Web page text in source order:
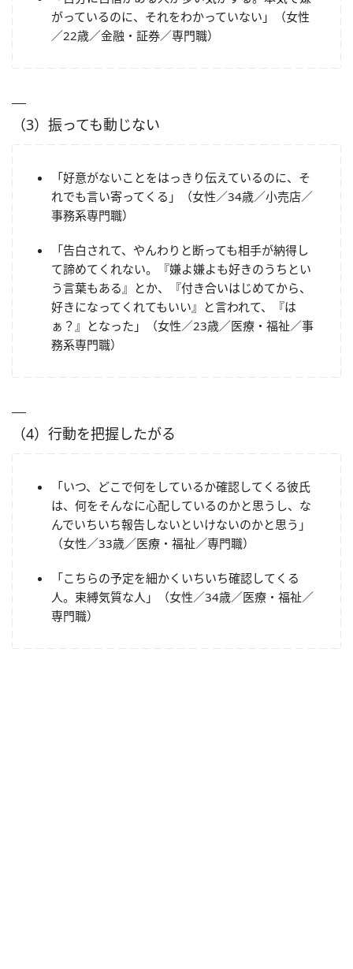
がっているのに、それをわかっていない」（女性
／22歳／金融・証券／専門職）
（3）振っても動じない
「好意がないことをはっきり伝えているのに、そ
れでも言い寄ってくる」（女性／34歳／小売店／
事務系専門職）
「告白されて、やんわりと断っても相手が納得し
て諦めてくれない。『嫌よ嫌よも好きのうちとい
う言葉もある』とか、『付き合いはじめてから、
好きになってくれてもいい』と言われて、『は
ぁ？』となった」（女性／23歳／医療・福祉／事
務系専門職）
（4）行動を把握したがる
「いつ、どこで何をしているか確認してくる彼氏
は、何をそんなに心配しているのかと思うし、な
んでいちいち報告しないといけないのかと思う」
（女性／33歳／医療・福祉／専門職）
「こちらの予定を細かくいちいち確認してくる
人。束縛気質な人」（女性／34歳／医療・福祉／
専門職）